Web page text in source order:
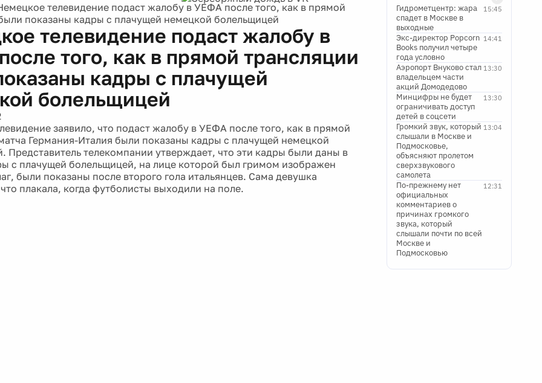
телевидение подаст жалобу в УЕФА после того, как в прямой
показаны кадры с плачущей немецкой болельщицей
телевидение подаст жалобу в
того, как в прямой трансляции
кадры с плачущей
болельщицей
заявило, что подаст жалобу в УЕФА после того, как в прямой
Германия-Италия были показаны кадры с плачущей немецкой
Представитель телекомпании утверждает, что эти кадры были даны в
с плачущей болельщицей, на лице которой был гримом изображен
были показаны после второго гола итальянцев. Сама девушка
плакала, когда футболисты выходили на поле.
15:45
Гидрометцентр: жара
спадет в Москве в
выходные
14:41
Экс-директор Popcorn
Books получил четыре
года условно
13:30
Аэропорт Внуково стал
владельцем части
акций Домодедово
13:30
Минцифры не будет
ограничивать доступ
детей в соцсети
13:04
Громкий звук, который
слышали в Москве и
Подмосковье,
объясняют пролетом
сверхзвукового
самолета
12:31
По-прежнему нет
официальных
комментариев о
причинах громкого
звука, который
слышали почти по всей
Москве и
Подмосковью